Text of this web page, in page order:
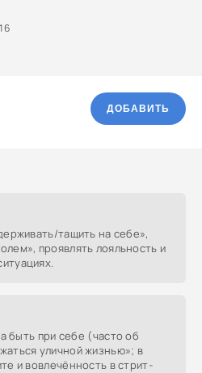
ДОБАВИТЬ
тащить на себе»,
проявлять лояльность и
быть при себе (часто об
уличной жизнью»; в
и вовлечённость в стрит-